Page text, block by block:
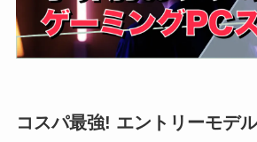
コスパ最強! エントリーモデ